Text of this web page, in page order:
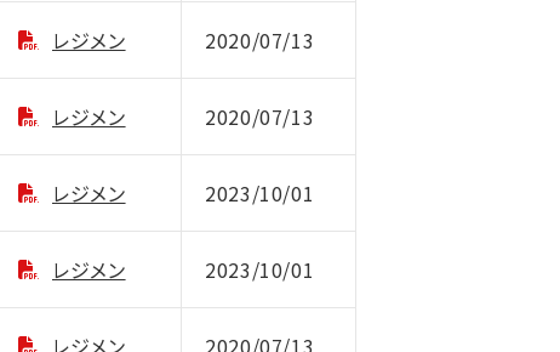
レジメン 2020/07/13
レジメン 2020/07/13
レジメン 2023/10/01
レジメン 2023/10/01
レジメン 2020/07/13